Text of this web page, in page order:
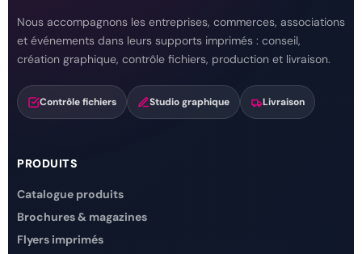
Nous accompagnons les entreprises, commerces, associations
et événements dans leurs supports imprimés : conseil,
création graphique, contrôle fichiers, production et livraison.
Contrôle fichiers Studio graphique Livraison
PRODUITS
Catalogue produits
Brochures & magazines
Flyers imprimés